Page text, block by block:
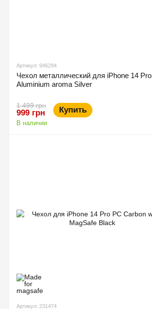
Артикул: 946294
Чехол металлический для iPhone 14 Pro
Aluminium aroma Silver
1 499 грн
999 грн Купить
В наличии
Артикул: 231474